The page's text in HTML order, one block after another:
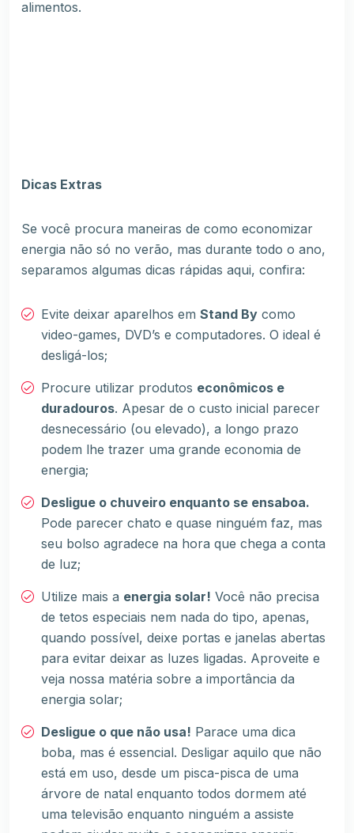
alimentos.
Dicas Extras
Se você procura maneiras de como economizar
energia não só no verão, mas durante todo o ano,
separamos algumas dicas rápidas aqui, confira:
Evite deixar aparelhos em Stand By como
video-games, DVD’s e computadores. O ideal é
desligá-los;
Procure utilizar produtos econômicos e
duradouros. Apesar de o custo inicial parecer
desnecessário (ou elevado), a longo prazo
podem lhe trazer uma grande economia de
energia;
Desligue o chuveiro enquanto se ensaboa.
Pode parecer chato e quase ninguém faz, mas
seu bolso agradece na hora que chega a conta
de luz;
Utilize mais a energia solar! Você não precisa
de tetos especiais nem nada do tipo, apenas,
quando possível, deixe portas e janelas abertas
para evitar deixar as luzes ligadas. Aproveite e
veja nossa matéria sobre a importância da
energia solar;
Desligue o que não usa! Parace uma dica
boba, mas é essencial. Desligar aquilo que não
está em uso, desde um pisca-pisca de uma
árvore de natal enquanto todos dormem até
uma televisão enquanto ninguém a assiste